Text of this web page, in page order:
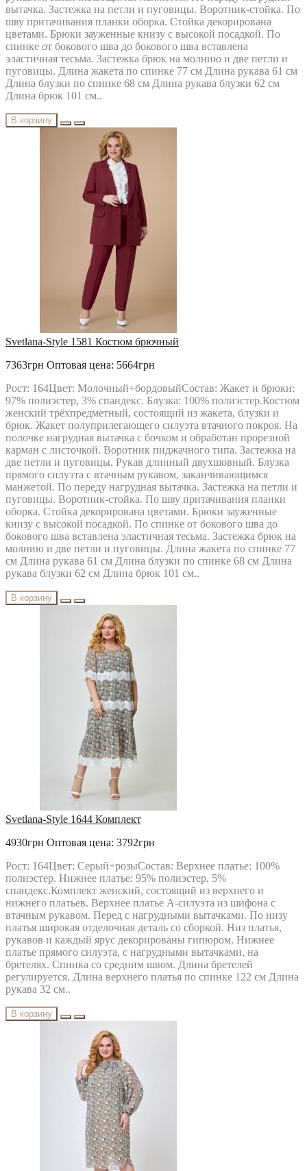
вытачка. Застежка на петли и пуговицы. Воротник-стойка. По
шву притачивания планки оборка. Стойка декорирована
цветами. Брюки зауженные книзу с высокой посадкой. По
спинке от бокового шва до бокового шва вставлена
эластичная тесьма. Застежка брюк на молнию и две петли и
пуговицы. Длина жакета по спинке 77 см Длина рукава 61 см
Длина блузки по спинке 68 см Длина рукава блузки 62 см
Длина брюк 101 см..
В корзину
Svetlana-Style 1581 Костюм брючный
7363грн Оптовая цена: 5664грн
Рост: 164Цвет: Молочный+бордовыйСостав: Жакет и брюки:
97% полиэстер, 3% спандекс. Блузка: 100% полиэстер.Костюм
женский трёхпредметный, состоящий из жакета, блузки и
брюк. Жакет полуприлегающего силуэта втачного покроя. На
полочке нагрудная вытачка с бочком и обработан прорезной
карман с листочкой. Воротник пиджачного типа. Застежка на
две петли и пуговицы. Рукав длинный двухшовный. Блузка
прямого силуэта с втачным рукавом, заканчивающимся
манжетой. По переду нагрудная вытачка. Застежка на петли и
пуговицы. Воротник-стойка. По шву притачивания планки
оборка. Стойка декорирована цветами. Брюки зауженные
книзу с высокой посадкой. По спинке от бокового шва до
бокового шва вставлена эластичная тесьма. Застежка брюк на
молнию и две петли и пуговицы. Длина жакета по спинке 77
см Длина рукава 61 см Длина блузки по спинке 68 см Длина
рукава блузки 62 см Длина брюк 101 см..
В корзину
Svetlana-Style 1644 Комплект
4930грн Оптовая цена: 3792грн
Рост: 164Цвет: Серый+розыСостав: Верхнее платье: 100%
полиэстер. Нижнее платье: 95% полиэстер, 5%
спандекс.Комплект женский, состоящий из верхнего и
нижнего платьев. Верхнее платье А-силуэта из шифона с
втачным рукавом. Перед с нагрудными вытачками. По низу
платья широкая отделочная деталь со сборкой. Низ платья,
рукавов и каждый ярус декорированы гипюром. Нижнее
платье прямого силуэта, с нагрудными вытачками, на
бретелях. Спинка со средним швом. Длина бретелей
регулируется. Длина верхнего платья по спинке 122 см Длина
рукава 32 см..
В корзину